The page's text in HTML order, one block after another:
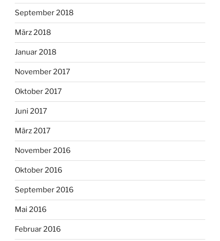
September 2018
März 2018
Januar 2018
November 2017
Oktober 2017
Juni 2017
März 2017
November 2016
Oktober 2016
September 2016
Mai 2016
Februar 2016